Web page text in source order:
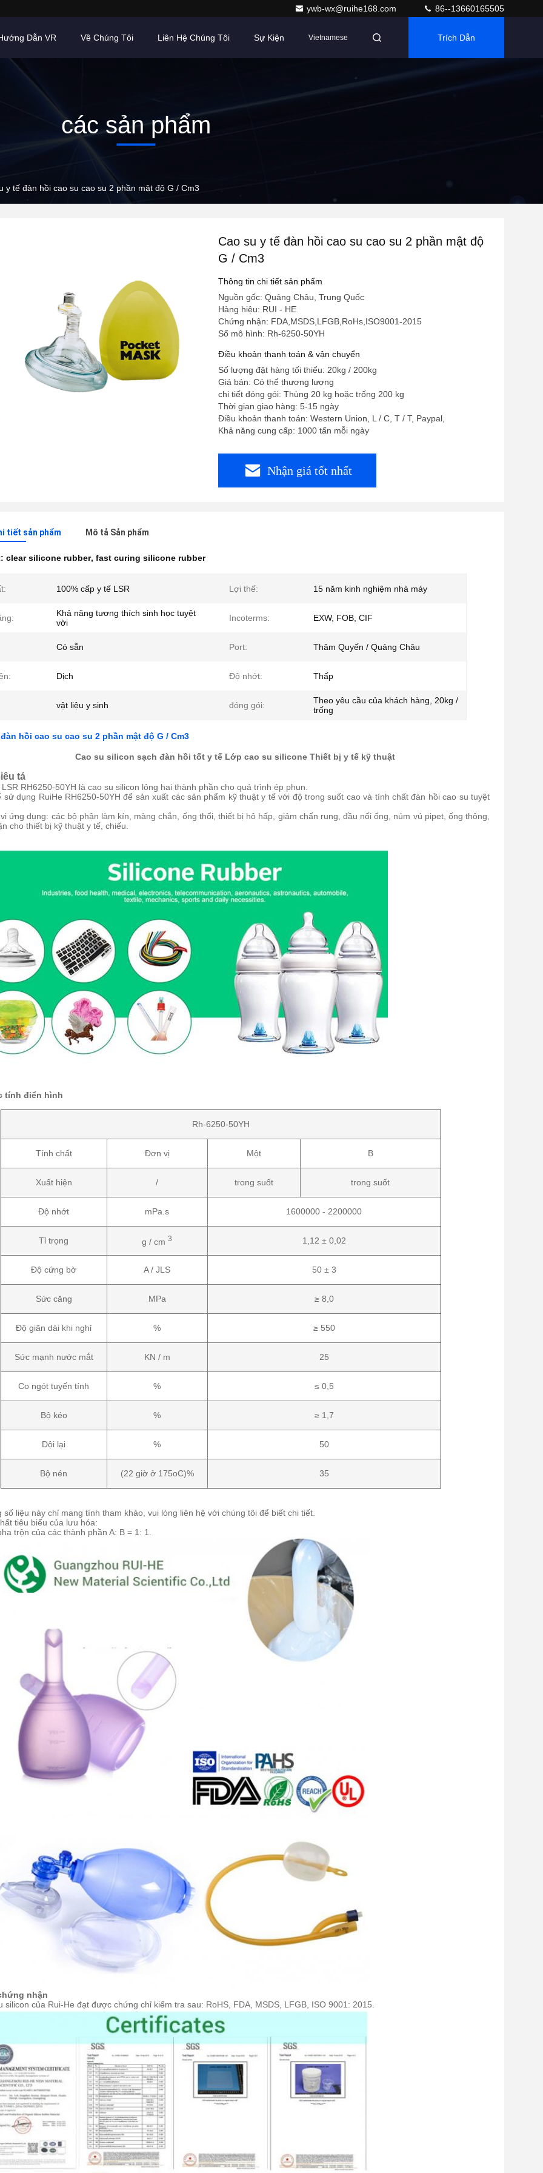
ywb-wx@ruihe168.com 86--13660165505
Dẫn VR Về Chúng Tôi Liên Hệ Chúng Tôi Sự Kiện Vietnamese Trích Dẫn
các sản phẩm
y tế đàn hồi cao su cao su 2 phần mật độ G / Cm3
Cao su y tế đàn hồi cao su cao su 2 phần mật độ
G / Cm3
Thông tin chi tiết sản phẩm
Nguồn gốc: Quảng Châu, Trung Quốc
Hàng hiệu: RUI - HE
Chứng nhận: FDA,MSDS,LFGB,RoHs,ISO9001-2015
Số mô hình: Rh-6250-50YH
Điều khoản thanh toán & vận chuyển
Số lượng đặt hàng tối thiểu: 20kg / 200kg
Giá bán: Có thể thương lượng
chi tiết đóng gói: Thùng 20 kg hoặc trống 200 kg
Thời gian giao hàng: 5-15 ngày
Điều khoản thanh toán: Western Union, L / C, T / T, Paypal,
Khả năng cung cấp: 1000 tấn mỗi ngày
Nhận giá tốt nhất
tiết sản phẩm Mô tả Sản phẩm
clear silicone rubber, fast curing silicone rubber
100% cấp y tế LSR Lợi thế: 15 năm kinh nghiệm nhà máy
Khả năng tương thích sinh học tuyệt
vời
Incoterms: EXW, FOB, CIF
Có sẵn Port: Thâm Quyến / Quảng Châu
Dịch Độ nhớt: Thấp
vật liệu y sinh đóng gói:
Theo yêu cầu của khách hàng, 20kg /
trống
hồi cao su cao su 2 phần mật độ G / Cm3
Cao su silicon sạch đàn hồi tốt y tế Lớp cao su silicone Thiết bị y tế kỹ thuật
tả
LSR RH6250-50YH là cao su silicon lỏng hai thành phần cho quá trình ép phun.
sử dụng RuiHe RH6250-50YH để sản xuất các sản phẩm kỹ thuật y tế với độ trong suốt cao và tính chất đàn hồi cao su tuyệt
ứng dụng: các bộ phận làm kín, màng chắn, ống thổi, thiết bị hô hấp, giảm chấn rung, đầu nối ống, núm vú pipet, ống thông,
cho thiết bị kỹ thuật y tế, chiếu.
tính điển hình
Rh-6250-50YH
Tính chất Đơn vị Một B
Xuất hiện / trong suốt trong suốt
Độ nhớt mPa.s 1600000 - 2200000
Tỉ trọng g / cm 3 1,12 ± 0,02
Độ cứng bờ A / JLS 50 ± 3
Sức căng MPa ≥ 8,0
Độ giãn dài khi nghỉ % ≥ 550
Sức mạnh nước mắt KN / m 25
Co ngót tuyến tính % ≤ 0,5
Bộ kéo % ≥ 1,7
Dội lại % 50
Bộ nén (22 giờ ở 175oC)% 35
số liệu này chỉ mang tính tham khảo, vui lòng liên hệ với chúng tôi để biết chi tiết.
tiêu biểu của lưu hóa:
trộn của các thành phần A: B = 1: 1.
nhận
silicon của Rui-He đạt được chứng chỉ kiểm tra sau: RoHS, FDA, MSDS, LFGB, ISO 9001: 2015.